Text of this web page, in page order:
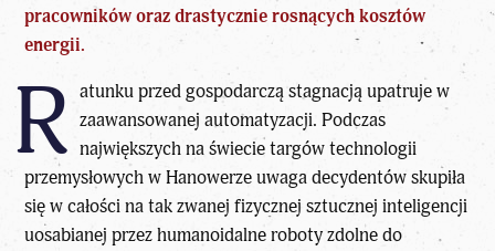
pracowników oraz drastycznie rosnących kosztów
energii.
R atunku przed gospodarczą stagnacją upatruje w
zaawansowanej automatyzacji. Podczas
największych na świecie targów technologii
przemysłowych w Hanowerze uwaga decydentów skupiła
się w całości na tak zwanej fizycznej sztucznej inteligencji
uosabianej przez humanoidalne roboty zdolne do